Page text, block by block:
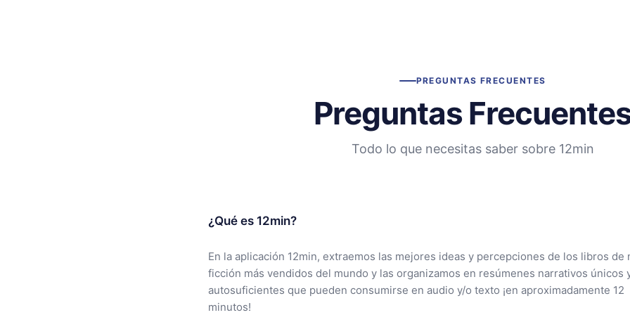
PREGUNTAS FRECUENTES
Preguntas
Todo lo que necesitas saber sobre 12min
¿Qué es 12min?
En la aplicación 12min, extraemos las mejores ideas y percepciones de los libros de
ficción más vendidos del mundo y las organizamos en resúmenes narrativos únicos
autosuficientes que pueden consumirse en audio y/o texto ¡en aproximadamente 12
minutos!